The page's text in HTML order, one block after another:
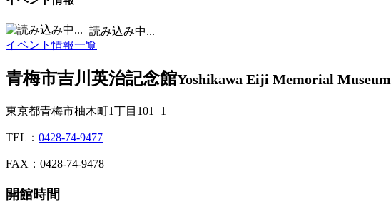
読み込み中...
■休館日 /■イベント実施日
イベント情報一覧
青梅市吉川英治記念館Yoshikawa Eiji Memorial Museum
東京都青梅市柚木町1丁目101−1
TEL： 0428-74-9477
FAX：0428-74-9478
開館時間